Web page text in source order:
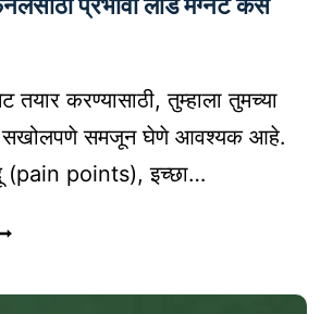
प्रभावी लीड मॅग्नेट कसे
तयार करण्यासाठी, तुम्हाला तुमच्या
सखोलपणे समजून घेणे आवश्यक आहे.
(pain points), इच्छा…